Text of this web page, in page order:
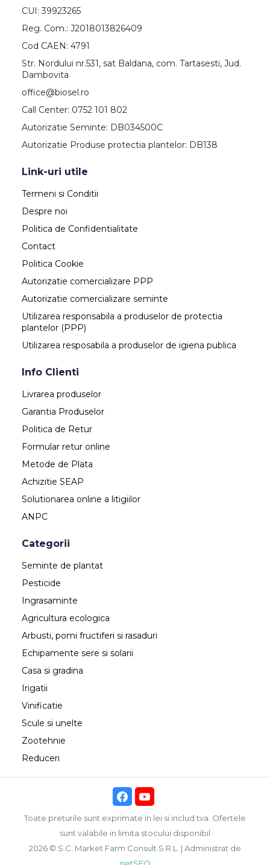
CUI: 39923265
Reg. Com.: J2018013826409
Cod CAEN: 4791
Str. Nordului nr.531, sat Baldana, com. Tartasesti, Jud.
Dambovita
office@biosel.ro
Call Center: 0752 101 802
Autorizatie Seminte: DB034500C
Autorizatie Produse protectia plantelor: DB138
Link-uri utile
Termeni si Conditii
Despre noi
Politica de Confidentialitate
Contact
Politica Cookie
Autorizatie comercializare PPP
Autorizatie comercializare seminte
Utilizarea responsabila a produselor de protectia
plantelor (PPP)
Utilizarea resposabila a produselor de igiena publica
Info Clienti
Livrarea produselor
Garantia Produselor
Politica de Retur
Formular retur online
Metode de Plata
Achizitie SEAP
Solutionarea online a litigiilor
ANPC
Categorii
Seminte de plantat
Pesticide
Ingrasaminte
Agricultura ecologica
Arbusti, pomi fructiferi si rasaduri
Echipamente sere si solarii
Casa si gradina
Irigatii
Vinificatie
Scule si unelte
Zootehnie
Reduceri
Toate preturile sunt exprimate in lei si includ tva. Ofertele
sunt valabile in limita stocului disponibil
2026 © S.C. Market Farm Consult S.R.L. | Administrat de